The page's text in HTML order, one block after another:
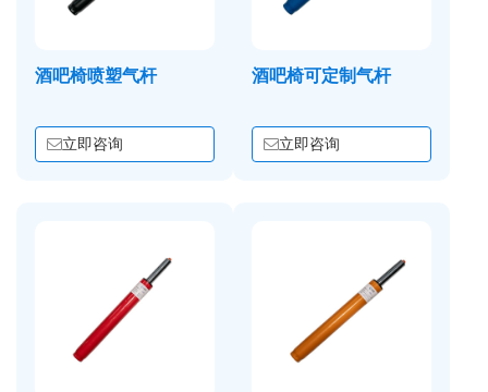
酒吧椅喷塑气杆
立即咨询
酒吧椅可定制气杆
立即咨询